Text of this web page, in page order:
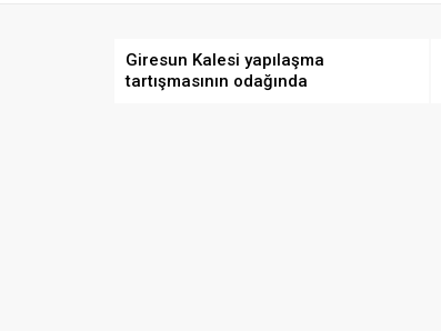
Giresun Kalesi yapılaşma
tartışmasının odağında